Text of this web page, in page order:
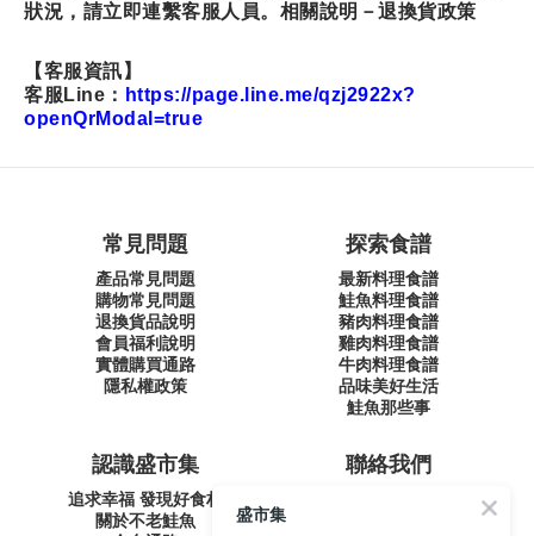
狀況，請立即連繫客服人員。相關說明－退換貨政策
【客服資訊】
客服Line： https://page.line.me/qzj2922x?
openQrModal=true
常見問題
產品常見問題
購物常見問題
退換貨品說明
會員福利說明
實體購買通路
隱私權政策
探索食譜
最新料理食譜
鮭魚料理食譜
豬肉料理食譜
雞肉料理食譜
牛肉料理食譜
品味美好生活
鮭魚那些事
認識盛市集
追求幸福 發現好食材
關於不老鮭魚
聯絡我們
盛和風食集文化股份有限公司
盛市集